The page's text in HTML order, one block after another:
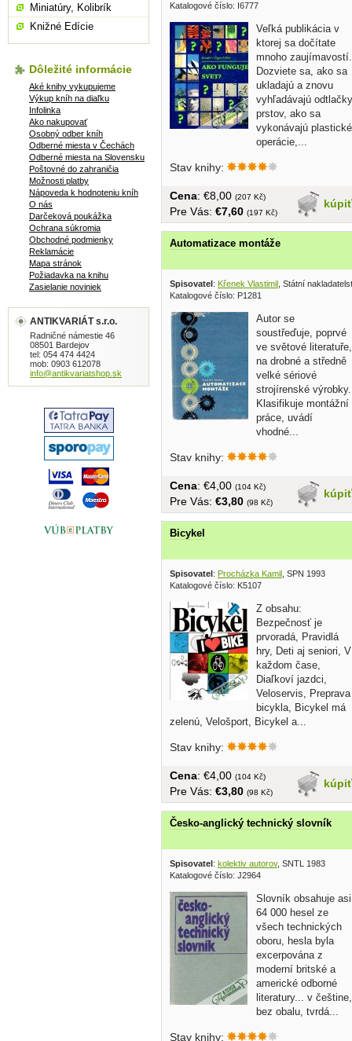
Katalogové číslo: I6777
Veľká publikácia v
ktorej sa dočítate
mnoho zaujímavostí.
Dozviete sa, ako sa
ukladajú a znovu
vyhľadávajú odtlačky
prstov, ako sa
vykonávajú plastické
operácie,...
Stav knihy:
kúpiť
Cena: €8,00 (207 Kč)
Pre Vás: €7,60 (197 Kč)
Automatizace montáže
Spisovatel: Křenek Vlastimil , Státní
Katalogové číslo: P1281
Autor se
soustřeďuje, poprvé
ve světové literatuře,
na drobné a středně
velké sériové
strojírenské výrobky.
Klasifikuje montážní
práce, uvádí
vhodné...
Stav knihy:
kúpiť
Cena: €4,00 (104 Kč)
Pre Vás: €3,80 (98 Kč)
Bicykel
Spisovatel: Procházka Kamil , SPN 1993
Katalogové číslo: K5107
Z obsahu:
Bezpečnosť je
prvoradá, Pravidlá
hry, Deti aj seniori, V
každom čase,
Diaľkoví jazdci,
Veloservis, Preprava
bicykla, Bicykel má
zelenú, Velošport, Bicykel a...
Stav knihy:
kúpiť
Cena: €4,00 (104 Kč)
Pre Vás: €3,80 (98 Kč)
Česko-anglický technický slovník
Spisovatel: kolektiv autorov, SNTL 1983
Katalogové číslo: J2964
Slovník obsahuje asi
64 000 hesel ze
všech technických
oboru, hesla byla
excerpována z
moderní britské a
americké odborné
literatury... v češtine,
bez obalu, tvrdá...
Stav knihy:
Miniatúry, Kolibrík
Knižné Edície
Dôležité informácie
Aké knihy vykupujeme
Výkup kníh na diaľku
Infolinka
Ako nakupovať
Osobný odber kníh
Odberné miesta v Čechách
Odberné miesta na Slovensku
Poštovné do zahraničia
Možnosti platby
Nápoveda k hodnoteniu kníh
O nás
Darčeková poukážka
Ochrana súkromia
Obchodné podmienky
Reklamácie
Mapa stránok
Požiadavka na knihu
Zasielanie noviniek
ANTIKVARIÁT s.r.o.
Radničné námestie 46
08501 Bardejov
tel: 054 474 4424
mob: 0903 612078
info@antikvariatshop.sk